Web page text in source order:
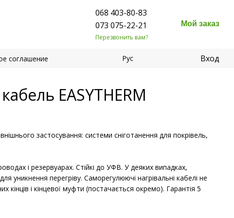
068 403-80-83
073 075-22-21
Перезвонить вам?
Мой заказ
соглашение
Рус Вход
EASYTHERM
застосування: системи сніготанення для покрівель,
і резервуарах. Стійкі до УФВ. У деяких випадках,
уникнення перегріву. Саморегулюючі нагрівальні кабелі не
і кінцевої муфти (постачається окремо). Гарантія 5